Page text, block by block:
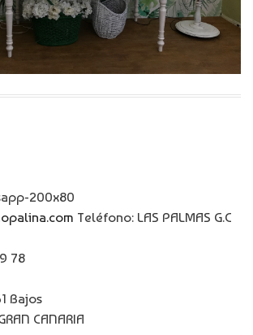
Teléfono: LAS PALMAS G.C
78
Bajos
CANARIA